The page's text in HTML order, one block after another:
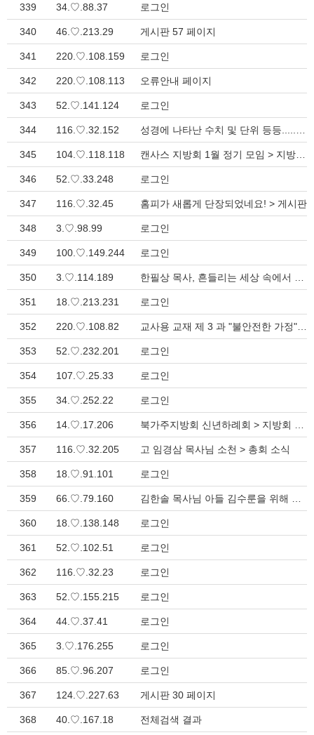
339 34.♡.88.37 로그인
340 46.♡.213.29 게시판 57 페이지
341 220.♡.108.159 로그인
342 220.♡.108.113 오류안내 페이지
343 52.♡.141.124 로그인
344 116.♡.32.152
345 104.♡.118.118
346 52.♡.33.248 로그인
347 116.♡.32.45 홈피가 새롭게 단장되었네요! > 게시판
348 3.♡.98.99 로그인
349 100.♡.149.244 로그인
350 3.♡.114.189
351 18.♡.213.231 로그인
352 220.♡.108.82
353 52.♡.232.201 로그인
354 107.♡.25.33 로그인
355 34.♡.252.22 로그인
356 14.♡.17.206
357 116.♡.32.205 고 임경삼 목사님 소천 > 총회 소식
358 18.♡.91.101 로그인
359 66.♡.79.160
360 18.♡.138.148 로그인
361 52.♡.102.51 로그인
362 116.♡.32.23 로그인
363 52.♡.155.215 로그인
364 44.♡.37.41 로그인
365 3.♡.176.255 로그인
366 85.♡.96.207 로그인
367 124.♡.227.63 게시판 30 페이지
368 40.♡.167.18 전체검색 결과